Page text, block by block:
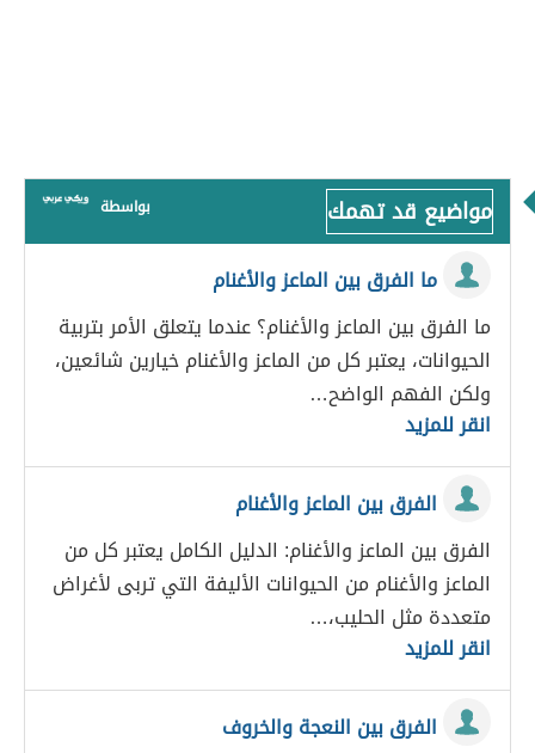
مواضيع قد تهمك بواسطة
ما الفرق بين الماعز والأغنام
ما الفرق بين الماعز والأغنام؟ عندما يتعلق الأمر بتربية
الحيوانات، يعتبر كل من الماعز والأغنام خيارين شائعين،
ولكن الفهم الواضح…
انقر للمزيد
الفرق بين الماعز والأغنام
الفرق بين الماعز والأغنام: الدليل الكامل يعتبر كل من
الماعز والأغنام من الحيوانات الأليفة التي تربى لأغراض
متعددة مثل الحليب،…
انقر للمزيد
الفرق بين النعجة والخروف